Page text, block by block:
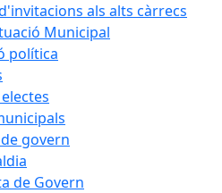
als alts càrrecs
Municipal
política
govern
de Govern